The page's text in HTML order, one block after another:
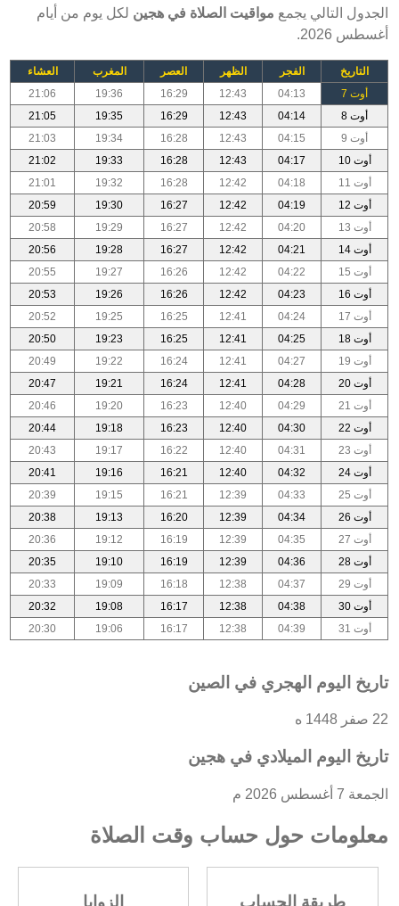
الجدول التالي يجمع مواقيت الصلاة في هجين لكل يوم من أيام
أغسطس 2026.
التاريخ الفجر الظهر العصر المغرب
العشاء
أوت 7
04:13
12:43
16:29
19:36
21:06
أوت 8
04:14
12:43
16:29
19:35
21:05
أوت 9
04:15
12:43
16:28
19:34
21:03
أوت 10
04:17
12:43
16:28
19:33
21:02
أوت 11
04:18
12:42
16:28
19:32
21:01
أوت 12
04:19
12:42
16:27
19:30
20:59
أوت 13
04:20
12:42
16:27
19:29
20:58
أوت 14
04:21
12:42
16:27
19:28
20:56
أوت 15
04:22
12:42
16:26
19:27
20:55
أوت 16
04:23
12:42
16:26
19:26
20:53
أوت 17
04:24
12:41
16:25
19:25
20:52
أوت 18
04:25
12:41
16:25
19:23
20:50
أوت 19
04:27
12:41
16:24
19:22
20:49
أوت 20
04:28
12:41
16:24
19:21
20:47
أوت 21
04:29
12:40
16:23
19:20
20:46
أوت 22
04:30
12:40
16:23
19:18
20:44
أوت 23
04:31
12:40
16:22
19:17
20:43
أوت 24
04:32
12:40
16:21
19:16
20:41
أوت 25
04:33
12:39
16:21
19:15
20:39
أوت 26
04:34
12:39
16:20
19:13
20:38
أوت 27
04:35
12:39
16:19
19:12
20:36
أوت 28
04:36
12:39
16:19
19:10
20:35
أوت 29
04:37
12:38
16:18
19:09
20:33
أوت 30
04:38
12:38
16:17
19:08
20:32
أوت 31
04:39
12:38
16:17
19:06
20:30
تاريخ اليوم الهجري في الصين
22 صفر 1448 ه
تاريخ اليوم الميلادي في هجين
الجمعة 7 أغسطس 2026 م
معلومات حول حساب وقت الصلاة